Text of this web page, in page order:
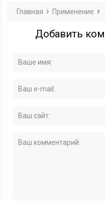
Главная Применение
Добавить